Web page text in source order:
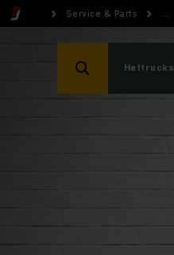
Service & Parts ...
Heftrucks